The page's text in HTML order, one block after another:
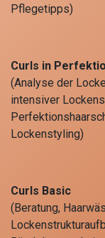
Pflegetipps)
Curls in
(Analyse der
intensiver
Lockenstyling)
Curls Basic
(Beratung,